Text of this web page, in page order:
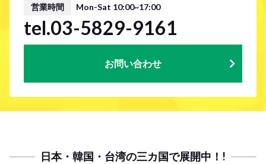
営業時間 Mon-Sat 10:00~17:00
tel.03-5829-9161
お問い合わせ
日本・韓国・台湾の三カ国で展開中！!